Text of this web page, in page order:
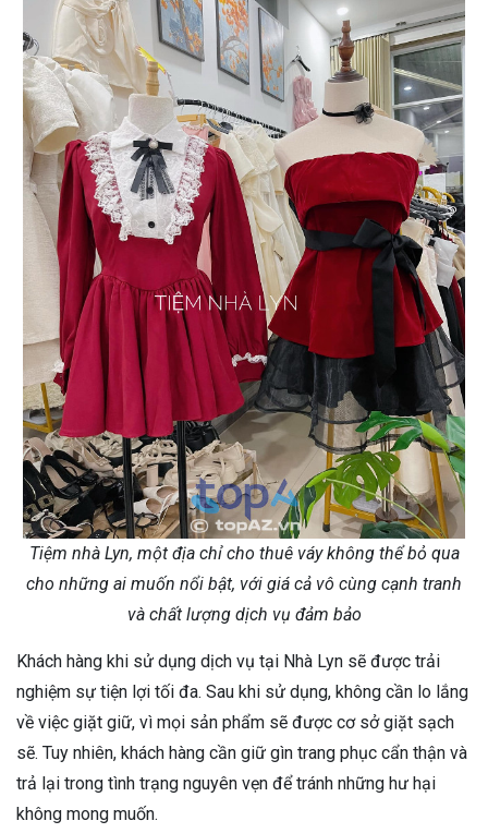
Tiệm nhà Lyn, một địa chỉ cho thuê váy không thể bỏ qua
cho những ai muốn nổi bật, với giá cả vô cùng cạnh tranh
và chất lượng dịch vụ đảm bảo
Khách hàng khi sử dụng dịch vụ tại Nhà Lyn sẽ được trải
nghiệm sự tiện lợi tối đa. Sau khi sử dụng, không cần lo lắng
về việc giặt giữ, vì mọi sản phẩm sẽ được cơ sở giặt sạch
sẽ. Tuy nhiên, khách hàng cần giữ gìn trang phục cẩn thận và
trả lại trong tình trạng nguyên vẹn để tránh những hư hại
không mong muốn.